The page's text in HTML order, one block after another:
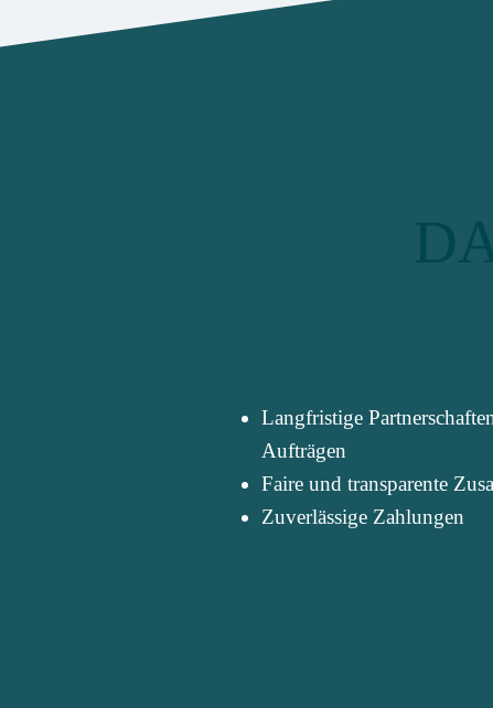
Langfristige
Aufträgen
Faire und transparente
Zuverlässige Zahlungen